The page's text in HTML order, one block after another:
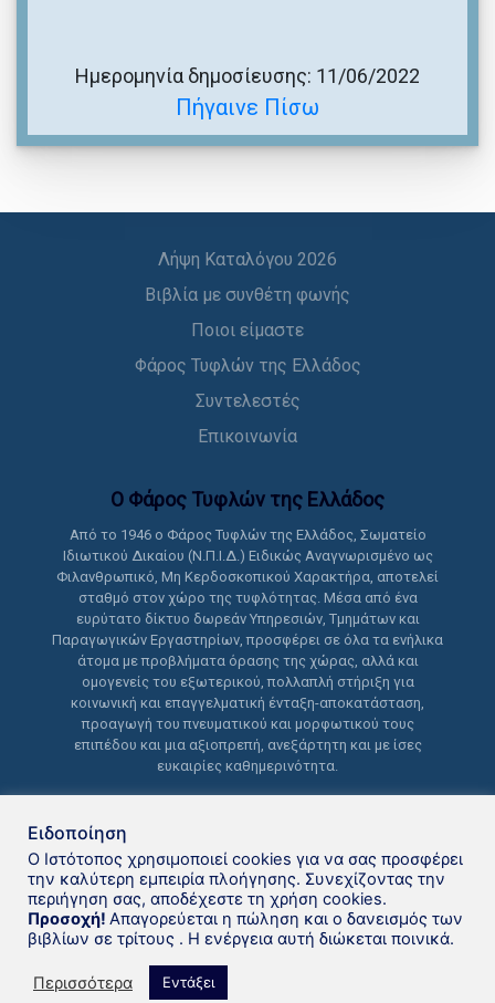
Πήγαινε Πίσω
Ημερομηνία δημοσίευσης: 11/06/2022
Λήψη Καταλόγου 2026
Βιβλία με συνθέτη φωνής
Ποιοι είμαστε
Φάρος Τυφλών της Ελλάδος
Συντελεστές
Επικοινωνία
Ο Φάρος Τυφλών της Ελλάδoς
Από το 1946 ο Φάρος Τυφλών της Ελλάδος, Σωματείο
Ιδιωτικού Δικαίου (Ν.Π.Ι.Δ.) Ειδικώς Αναγνωρισμένο ως
Φιλανθρωπικό, Μη Κερδοσκοπικού Χαρακτήρα, αποτελεί
σταθμό στον χώρο της τυφλότητας. Μέσα από ένα
ευρύτατο δίκτυο δωρεάν Υπηρεσιών, Τμημάτων και
Παραγωγικών Εργαστηρίων, προσφέρει σε όλα τα ενήλικα
άτομα με προβλήματα όρασης της χώρας, αλλά και
ομογενείς του εξωτερικού, πολλαπλή στήριξη για
κοινωνική και επαγγελματική ένταξη-αποκατάσταση,
προαγωγή του πνευματικού και μορφωτικού τους
επιπέδου και μια αξιοπρεπή, ανεξάρτητη και με ίσες
ευκαιρίες καθημερινότητα.
Δανειστική βιβλιοθήκη Φάρου
Τυφλών της Ελλάδoς © 2021
Ειδοποίηση
Ο Ιστότοπος χρησιμοποιεί cookies για να σας προσφέρει
την καλύτερη εμπειρία πλοήγησης. Συνεχίζοντας την
περιήγηση σας, αποδέχεστε τη χρήση cookies.
Προσοχή! Απαγορεύεται η πώληση και ο δανεισμός των
βιβλίων σε τρίτους . Η ενέργεια αυτή διώκεται ποινικά.
Περισσότερα Εντάξει